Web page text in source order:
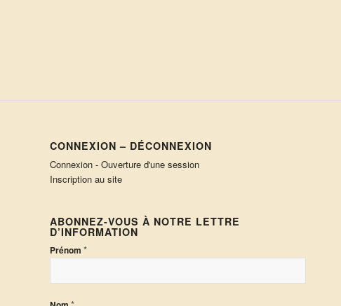
CONNEXION – DÉCONNEXION
Connexion - Ouverture d'une session
Inscription au site
ABONNEZ-VOUS À NOTRE LETTRE
D’INFORMATION
Prénom*